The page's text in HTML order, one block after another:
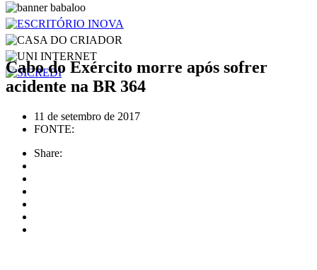
Cabo do Exército morre após sofrer
acidente na BR 364
11 de setembro de 2017
FONTE:
Share: